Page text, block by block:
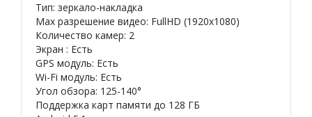
Тип: зеркало-накладка
Max разрешение видео: FullHD (1920x1080)
Количество камер: 2
Экран : Есть
GPS модуль: Есть
Wi-Fi модуль: Есть
Угол обзора: 125-140°
Поддержка карт памяти до 128 ГБ